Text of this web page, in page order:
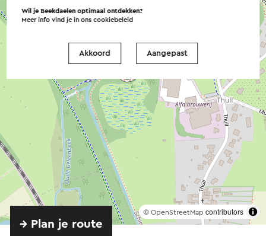
© OpenStreetMap contributors
→ Plan je route
Wil je Beekdaelen optimaal ontdekken?
Meer info vind je in onscookiebeleid
Akkoord Aangepast